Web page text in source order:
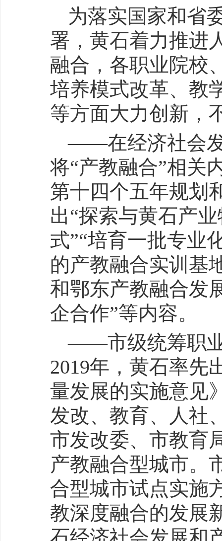
为落实国家和省
署，黄石着力推进
融合，各职业院校
培养模式改革、教
等方面大力创新，
——在经济社会
将“产教融合”相关
第十四个五年规划
出“探索与黄石产
式”“培育一批专业
的产教融合实训基
和鄂东产教融合发
企合作”等内容。
——市级统筹职业
2019年，黄石率先
量发展的实施意见
发改、教育、人社
市发改委、市教育
产教融合型城市。
合型城市试点实施
教深度融合的发展